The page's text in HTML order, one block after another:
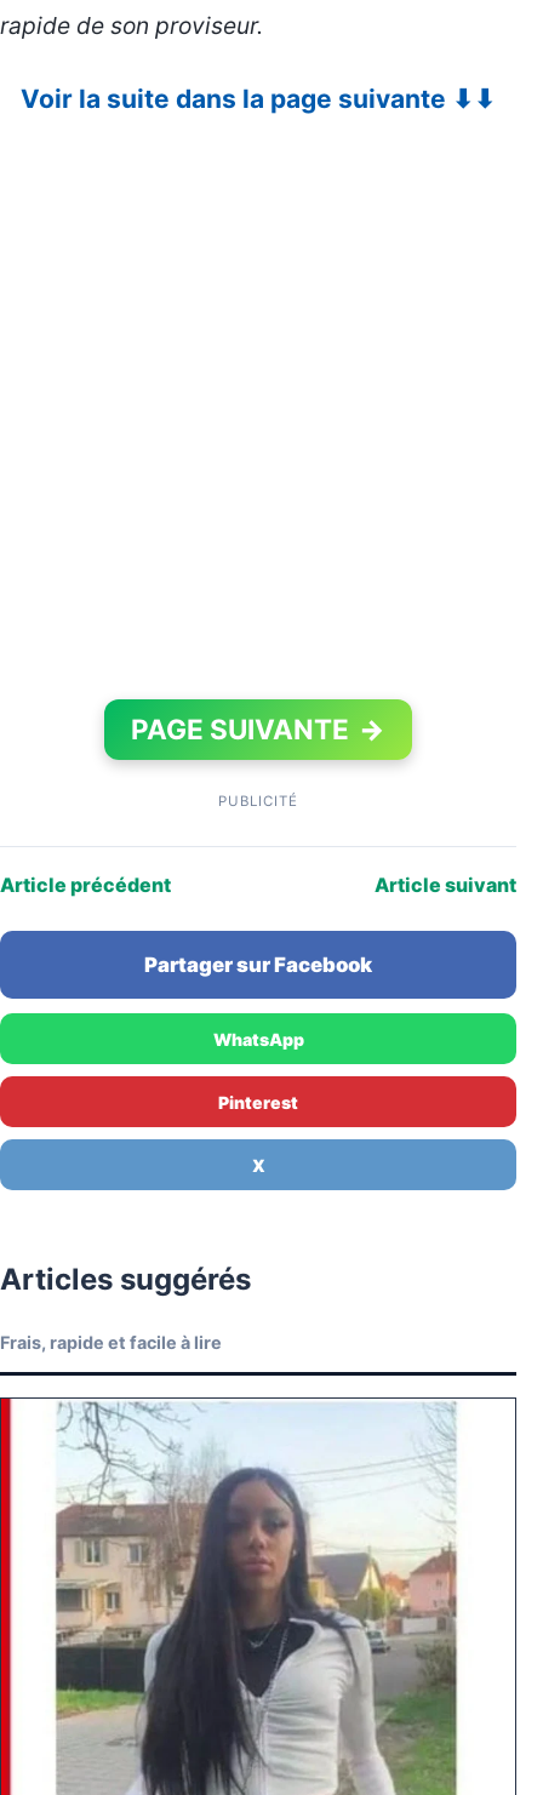
rapide de son proviseur.
Voir la suite dans la page suivante ⬇⬇
PAGE SUIVANTE →
PUBLICITÉ
Article précédent Article suivant
Partager sur Facebook
WhatsApp
Pinterest
X
Articles suggérés
Frais, rapide et facile à lire